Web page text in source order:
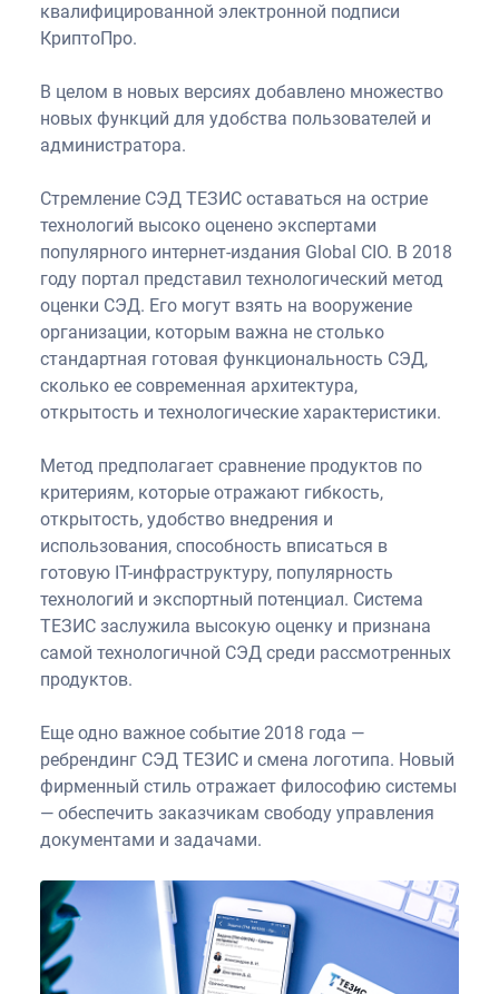
квалифицированной электронной подписи
КриптоПро.
В целом в новых версиях добавлено множество
новых функций для удобства пользователей и
администратора.
Стремление СЭД ТЕЗИС оставаться на острие
технологий высоко оценено экспертами
популярного интернет-издания Global CIO. В 2018
году портал представил технологический метод
оценки СЭД. Его могут взять на вооружение
организации, которым важна не столько
стандартная готовая функциональность СЭД,
сколько ее современная архитектура,
открытость и технологические характеристики.
Метод предполагает сравнение продуктов по
критериям, которые отражают гибкость,
открытость, удобство внедрения и
использования, способность вписаться в
готовую IT-инфраструктуру, популярность
технологий и экспортный потенциал. Система
ТЕЗИС заслужила высокую оценку и признана
самой технологичной СЭД среди рассмотренных
продуктов.
Еще одно важное событие 2018 года —
ребрендинг СЭД ТЕЗИС и смена логотипа. Новый
фирменный стиль отражает философию системы
— обеспечить заказчикам свободу управления
документами и задачами.